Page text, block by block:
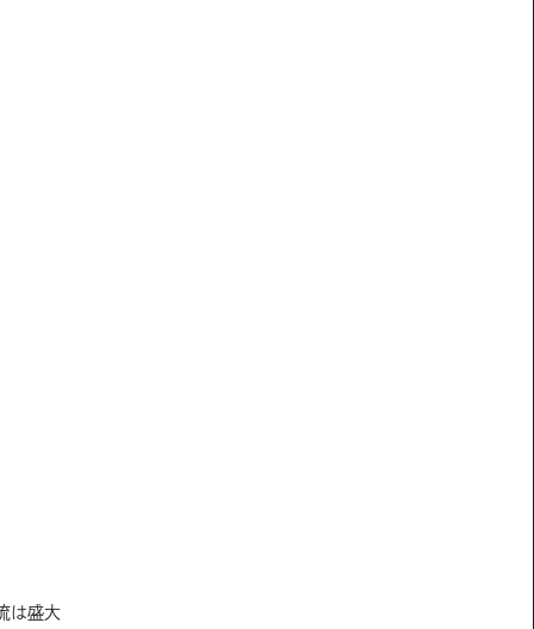
は盛大